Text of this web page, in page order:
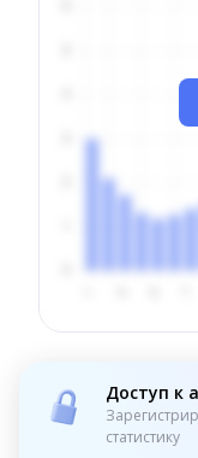
Доступ к
статистику